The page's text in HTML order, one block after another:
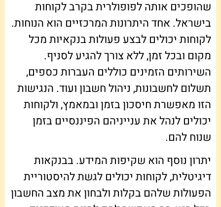
שהופכים אותה לפופולרית בקרב לקוחות
בישראל. אחד היתרונות המרכזיים הוא הנוחות.
לקוחות יכולים לבצע פעולות בנקאיות מכל
מקום ובכל זמן, ללא צורך להגיע לסניף.
השירותים הזמינים כוללים העברות כספים,
תשלום לחשבונות, ניהול חשבון ועוד. הנגישות
הזו מאפשרת חיסכון בזמן ובמאמץ, ולקוחות
יכולים לנהל את ענייניהם הפיננסיים בזמן
שנוח להם.
יתרון נוסף הוא שקיפות המידע. בבנקאות
דיגיטלית, לקוחות יכולים לגשת להיסטוריית
הפעולות שלהם בקלות ולבחון את מצב החשבון